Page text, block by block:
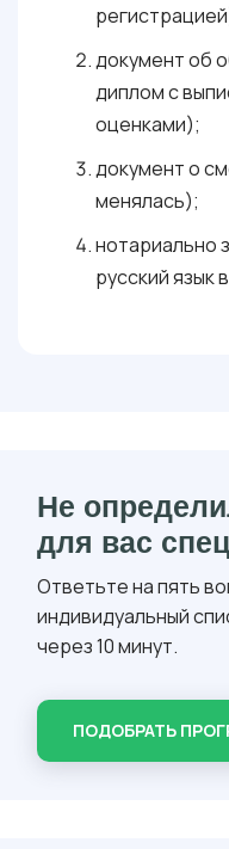
документ об
диплом с
оценками);
документ о
менялась);
нотариально
русский язык
Не
для вас
Ответьте на пять
индивидуальный
через 10 минут.
ПОДОБРАТЬ